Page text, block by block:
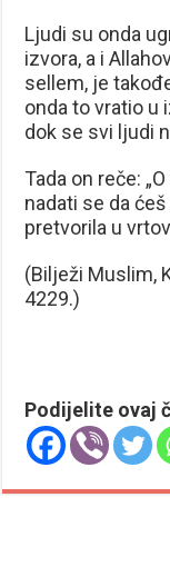
Ljudi su onda
izvora, a i
sellem, je
onda to vratio u
dok se svi ljudi
Tada on reče:
nadati se da
pretvorila u
(Bilježi Muslim,
4229.)
Podijelite ovaj